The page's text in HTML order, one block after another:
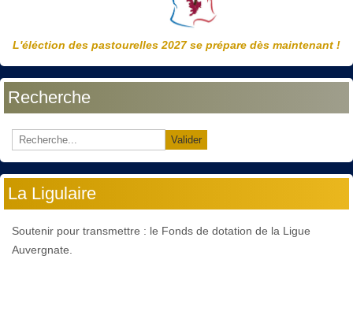
L'éléction des pastourelles 2027 se prépare dès maintenant !
Recherche
Valider
La Ligulaire
Soutenir pour transmettre : le Fonds de dotation de la Ligue
Auvergnate.